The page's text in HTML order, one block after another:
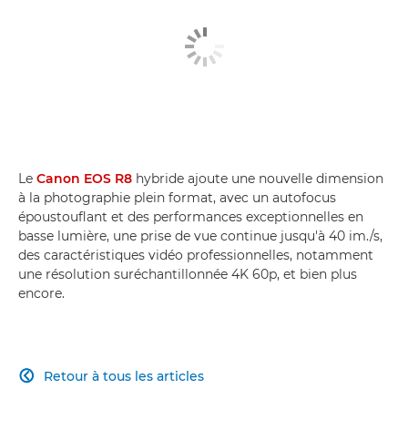
Comparatif entre l'EOS R8, l'EOS R7 et l'EOS RP
Le Canon EOS R8 hybride ajoute une nouvelle dimension
à la photographie plein format, avec un autofocus
époustouflant et des performances exceptionnelles en
basse lumière, une prise de vue continue jusqu'à 40 im./s,
des caractéristiques vidéo professionnelles, notamment
une résolution suréchantillonnée 4K 60p, et bien plus
encore.
Retour à tous les articles
